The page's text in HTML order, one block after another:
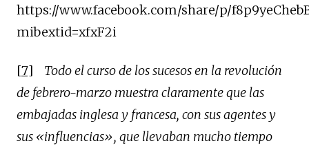
https://www.facebook.com/share/p/
mibextid=xfxF2i
[7]
Todo el curso de los sucesos en la revolución
de febrero-marzo muestra claramente que las
embajadas inglesa y francesa, con sus agentes y
sus «influencias», que llevaban mucho tiempo